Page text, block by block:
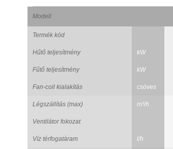
Modell
Termék kód
Hűtő teljesítmény kW
Fűtő teljesítmény kW
Fan-coil kialakítás csöves
Légszállítás (max) m³/h
Ventilátor fokozat
Víz térfogatáram l/h